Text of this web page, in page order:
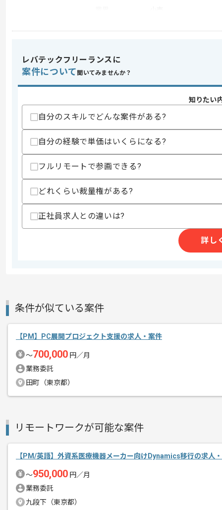
スキル
求めるスキル
・作業ユーザーへのヒアリングと要件
・プロジェクトマネジメント経験
・ステークホルダー管理経験
・生成AIや作業システムを活用した作
・コンサルティングファームへの参画経
歓迎スキル
・ヘルプデスクやカスタマーサポート
・グローバル作業標準化プロジェクトへ
・生成AI導入や活用推進経験
上記に似た経験やスキルをお持ちであれば
作業開始日
エージェントからのコ
メント
経験豊富なメンバーと成長が出来る環
レバテックフリーランスに
案件について 聞いてみませんか？
知りたい
自分のスキルでどんな案件がある?
自分の経験で単価はいくらになる?
フルリモートで参画できる?
どれくらい裁量権がある?
正社員求人との違いは?
詳し
条件が似ている案件
【PM】PC展開プロジェクト支援の求人・案件
〜700,000 円／月
業務委託
田町（東京都）
リモートワークが可能な案件
【PM/英語】外資系医療機器メーカー向けDynamics移行の求人
〜950,000 円／月
業務委託
九段下（東京都）